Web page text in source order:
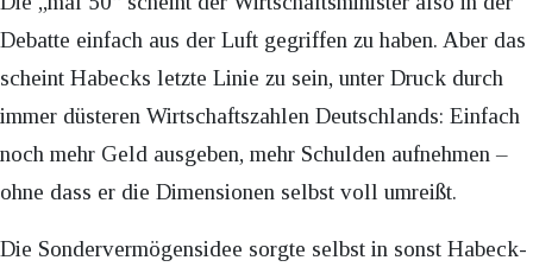
Debatte einfach aus der Luft gegriffen zu haben. Aber das
scheint Habecks letzte Linie zu sein, unter Druck durch
immer düsteren Wirtschaftszahlen Deutschlands: Einfach
noch mehr Geld ausgeben, mehr Schulden aufnehmen –
ohne dass er die Dimensionen selbst voll umreißt.
Die Sondervermögensidee sorgte selbst in sonst Habeck-